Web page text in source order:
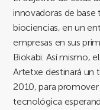
innovadoras de
biociencias, en un
empresas en sus
Biokabi. Así mismo,
Artetxe destinará un
2010, para
tecnológica